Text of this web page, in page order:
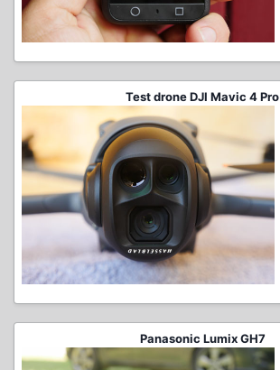
Test drone DJI Mavic 4 Pro
Panasonic Lumix GH7